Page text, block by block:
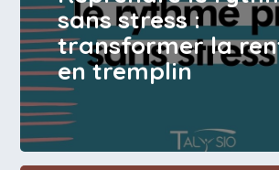
sans stress :
transformer la
en tremplin